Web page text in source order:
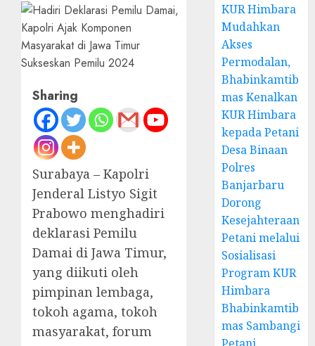
Sharing
Surabaya – Kapolri
Jenderal Listyo Sigit
Prabowo menghadiri
deklarasi Pemilu
Damai di Jawa Timur,
yang diikuti oleh
pimpinan lembaga,
tokoh agama, tokoh
masyarakat, forum
KUR Himbara
Mudahkan
Akses
Permodalan,
Bhabinkamtib
mas Kenalkan
KUR Himbara
kepada Petani
Desa Binaan
Polres
Banjarbaru
Dorong
Kesejahteraan
Petani melalui
Sosialisasi
Program KUR
Himbara
Bhabinkamtib
mas Sambangi